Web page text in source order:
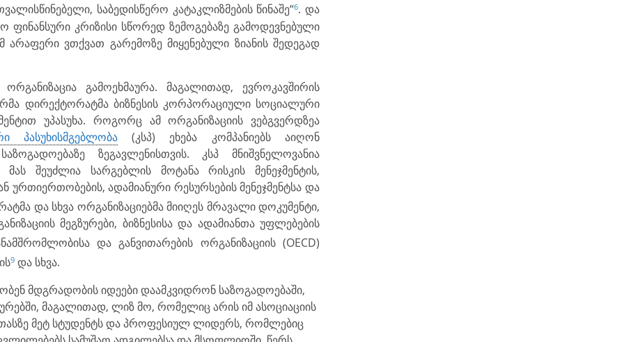
საბედისწერო კატაკლიზმების წინაშე“6. და
კრიზისი სწორედ ზემოგებაზე გამოდევნებული
არაფერი ვთქვათ გარემოზე მიყენებული ზიანის შედეგად
გამოეხმაურა. მაგალითად, ევროკავშირის
დირექტორატმა ბიზნესის კორპორაციული სოციალური
უპასუხა. როგორც ამ ორგანიზაციის ვებგვერდზეა
პასუხისმგებლობა(კსპ) ეხება კომპანიებს აიღონ
ზეგავლენისთვის. კსპ მნიშვნელოვანია
მას შეუძლია სარგებლის მოტანა რისკის მენეჯმენტის,
ურთიერთობების, ადამიანური რესურსების მენეჯმენტსა და
და სხვა ორგანიზა­ცი­ებმა მიიღეს მრავალი დოკუმენტი,
მეგზურები, ბიზნესისა და ადამიანთა უფლებების
და განვითარების ორგანიზაციის (OECD)
9 და სხვა.
მდგრადობის იდეები დაამკვიდ­რონ საზოგადოებაში,
მაგალითად, ლიზ მო, რომელიც არის იმ ასოციაციის
მეტ სტუდენტს და პროფესიულ ლიდერს, რომლებიც